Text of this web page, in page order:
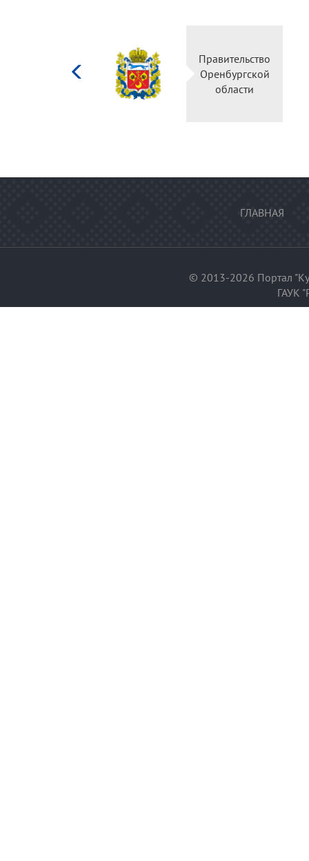
Министерство
культуры
Российской
федерации
ГЛАВНАЯ
© 2013-2026 Портал
ГАУК